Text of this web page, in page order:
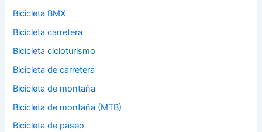
Bicicleta BMX
Bicicleta carretera
Bicicleta cicloturismo
Bicicleta de carretera
Bicicleta de montaña
Bicicleta de montaña (MTB)
Bicicleta de paseo